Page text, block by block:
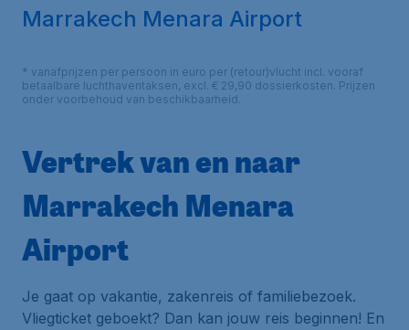
Marrakech Menara Airport
* vanafprijzen per persoon in euro per (retour)vlucht incl. vooraf
betaalbare luchthaventaksen, excl. € 29,90 dossierkosten. Prijzen
onder voorbehoud van beschikbaarheid.
Vertrek van en naar
Marrakech Menara
Airport
Je gaat op vakantie, zakenreis of familiebezoek.
Vliegticket geboekt? Dan kan jouw reis beginnen! En